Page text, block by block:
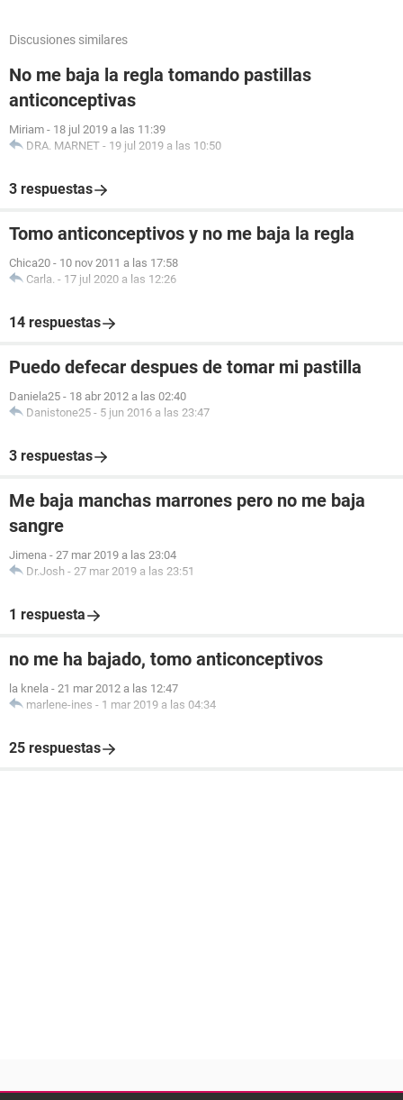
Discusiones similares
No me baja la regla tomando pastillas
anticonceptivas
Miriam - 18 jul 2019 a las 11:39
DRA. MARNET - 19 jul 2019 a las 10:50
3 respuestas
Tomo anticonceptivos y no me baja la regla
Chica20 - 10 nov 2011 a las 17:58
Carla. - 17 jul 2020 a las 12:26
14 respuestas
Puedo defecar despues de tomar mi pastilla
Daniela25 - 18 abr 2012 a las 02:40
Danistone25 - 5 jun 2016 a las 23:47
3 respuestas
Me baja manchas marrones pero no me baja
sangre
Jimena - 27 mar 2019 a las 23:04
Dr.Josh - 27 mar 2019 a las 23:51
1 respuesta
no me ha bajado, tomo anticonceptivos
la knela - 21 mar 2012 a las 12:47
marlene-ines - 1 mar 2019 a las 04:34
25 respuestas